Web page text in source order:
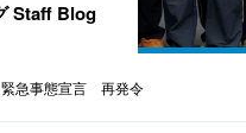
緊急事態宣言 再発令